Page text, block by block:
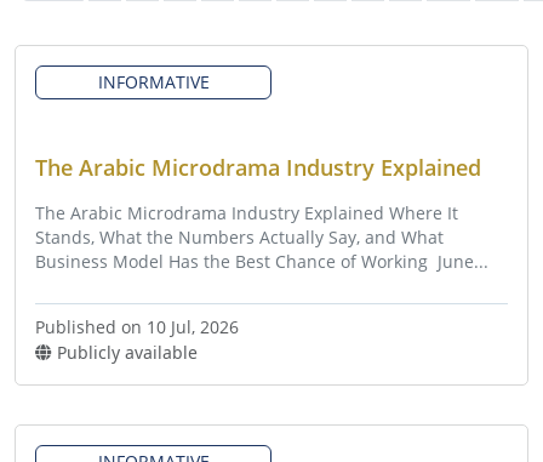
INFORMATIVE
The Arabic Microdrama Industry Explained
The Arabic Microdrama Industry Explained Where It
Stands, What the Numbers Actually Say, and What
Business Model Has the Best Chance of Working June...
Published on 10 Jul, 2026
Publicly available